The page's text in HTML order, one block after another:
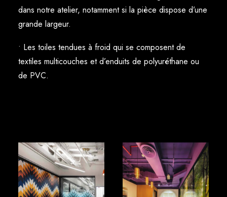
dans notre atelier, notamment si la pièce dispose d’une
grande largeur.
• Les toiles tendues à froid qui se composent de
textiles multicouches et d’enduits de polyuréthane ou
de PVC.